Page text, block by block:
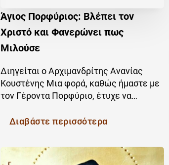
Άγιος Πορφύριος: Βλέπει τον
Χριστό και Φανερώνει πως
Μιλούσε
Διηγείται ο Αρχιμανδρίτης Ανανίας
Κουστένης Μια φορά, καθώς ήμαστε με
τον Γέροντα Πορφύριο, έτυχε να…
Διαβάστε περισσότερα